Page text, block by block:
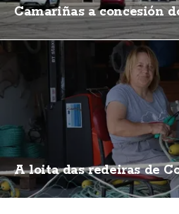
Camariñas a concesión
A loita das redeiras de